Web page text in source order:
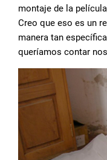
montaje de la
Creo que eso es un
manera tan
queríamos contar